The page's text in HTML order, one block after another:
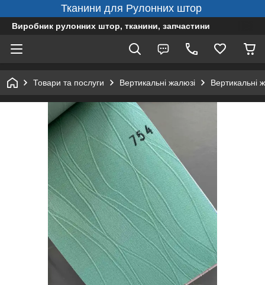
Тканини для Рулонних штор
Виробник рулонних штор, тканини, запчастини
Товари та послуги Вертикальні жалюзі Вертикальні